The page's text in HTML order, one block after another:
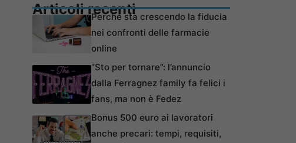
Articoli recentiPerché sta crescendo la fiducia
nei confronti delle farmacie
online
“Sto per tornare”: l’annuncio
dalla Ferragnez family fa felici i
fans, ma non è Fedez
Bonus 500 euro ai lavoratori
anche precari: tempi, requisiti,